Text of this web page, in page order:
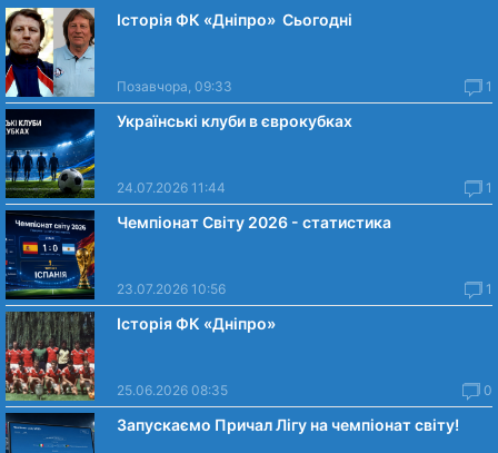
Історія ФК «Дніпро» Сьогодні
Позавчора, 09:33 1
Українські клуби в єврокубках
24.07.2026 11:44 1
Чемпіонат Світу 2026 - статистика
23.07.2026 10:56 1
Історія ФК «Дніпро»
25.06.2026 08:35 0
Запускаємо Причал Лігу на чемпіонат світу!